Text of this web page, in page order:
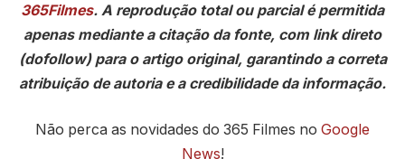
365Filmes. A reprodução total ou parcial é permitida
apenas mediante a citação da fonte, com link direto
(dofollow) para o artigo original, garantindo a correta
atribuição de autoria e a credibilidade da informação.
Não perca as novidades do 365 Filmes no Google
News!